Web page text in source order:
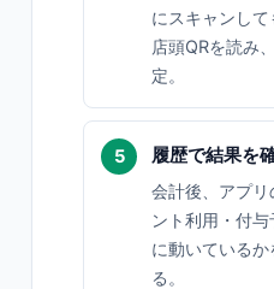
にスキャンし
店頭QRを読み
定。
履歴で結果を
会計後、アプ
ント利用・付
に動いている
る。